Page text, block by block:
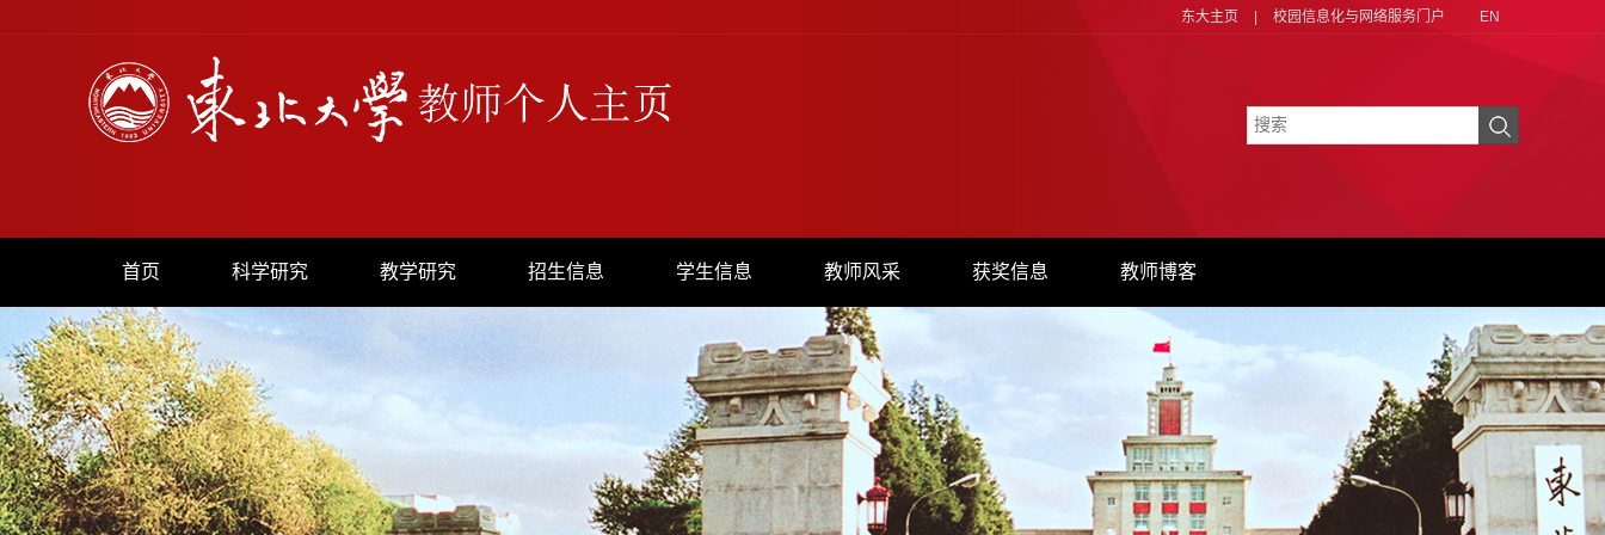
东大主页 校园信息化与网络服务门户 EN
首页 科学研究 教学研究 招生信息 学生信息 教师风采 获奖信息 教师博客